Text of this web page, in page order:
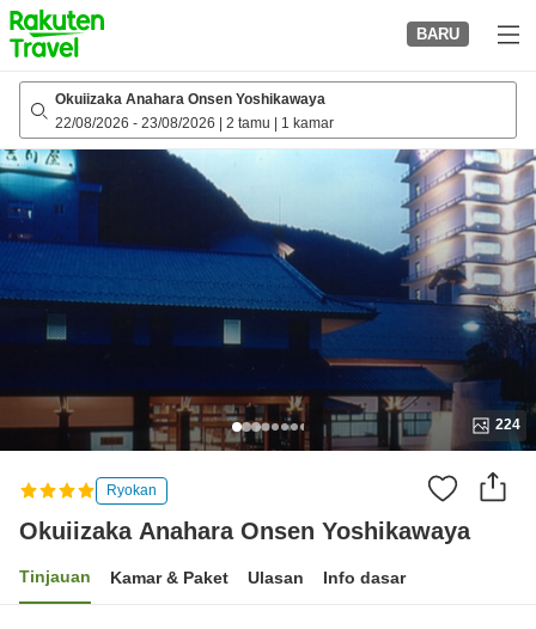
to
top
page
BARU
Okuiizaka Anahara Onsen Yoshikawaya
22/08/2026 - 23/08/2026 2 tamu 1 kamar
224
Ryokan
Okuiizaka Anahara Onsen Yoshikawaya
Tinjauan Kamar & Paket Ulasan Info dasar